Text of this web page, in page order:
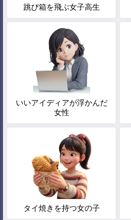
跳び箱を飛ぶ女子高生
いいアイディアが浮かんだ
女性
タイ焼きを持つ女の子